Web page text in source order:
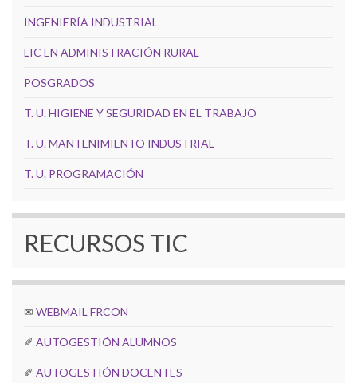
INGENIERÍA INDUSTRIAL
LIC EN ADMINISTRACIÓN RURAL
POSGRADOS
T. U. HIGIENE Y SEGURIDAD EN EL TRABAJO
T. U. MANTENIMIENTO INDUSTRIAL
T. U. PROGRAMACIÓN
RECURSOS TIC
✉ WEBMAIL FRCON
✐ AUTOGESTIÓN ALUMNOS
✐ AUTOGESTIÓN DOCENTES